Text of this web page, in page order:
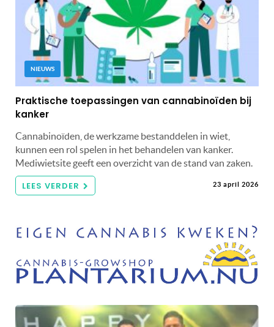
NIEUWS
Praktische toepassingen van cannabinoïden bij
kanker
Cannabinoïden, de werkzame bestanddelen in wiet,
kunnen een rol spelen in het behandelen van kanker.
Mediwietsite geeft een overzicht van de stand van zaken.
LEES VERDER 23 april 2026